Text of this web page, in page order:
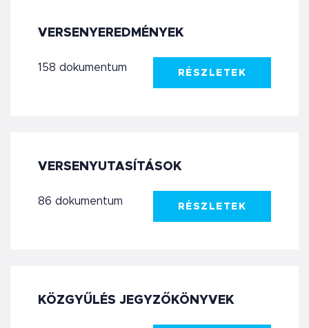
VERSENYEREDMÉNYEK
158 dokumentum
RÉSZLETEK
VERSENYUTASÍTÁSOK
86 dokumentum
RÉSZLETEK
KÖZGYŰLÉS JEGYZŐKÖNYVEK